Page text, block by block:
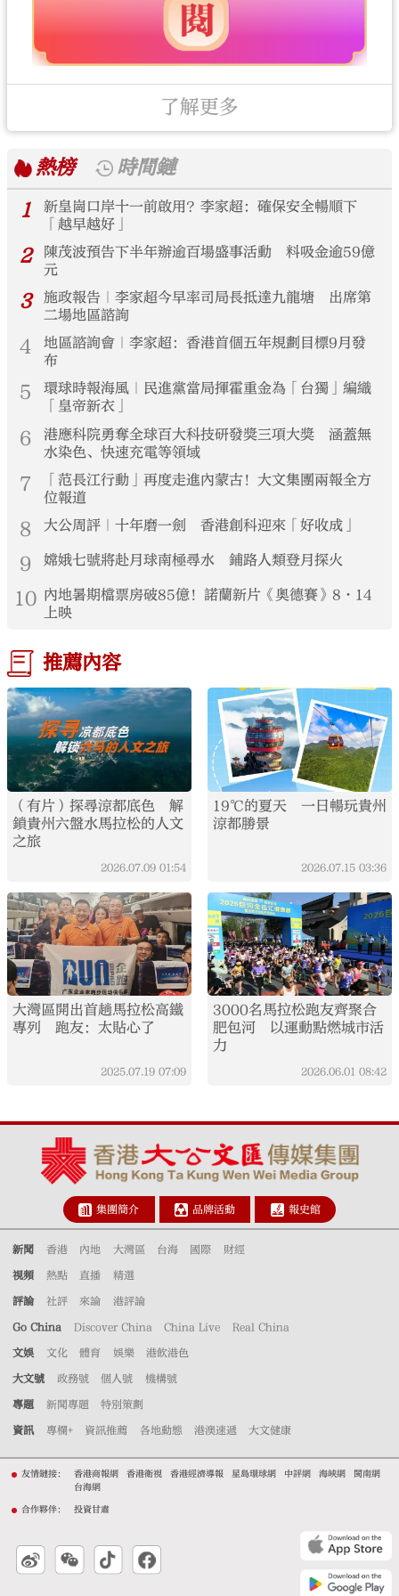
了解更多
熱榜
時間鏈
1
新皇崗口岸十一前啟用？李家超：確保安全暢順下
「越早越好」
2
陳茂波預告下半年辦逾百場盛事活動 料吸金逾59億
元
3
施政報告｜李家超今早率司局長抵達九龍塘 出席第
二場地區諮詢
4
地區諮詢會｜李家超：香港首個五年規劃目標9月發
布
5
環球時報海風｜民進黨當局揮霍重金為「台獨」編織
「皇帝新衣」
6
港應科院勇奪全球百大科技研發獎三項大獎 涵蓋無
水染色、快速充電等領域
7
「范長江行動」再度走進內蒙古！大文集團兩報全方
位報道
8 大公周評｜十年磨一劍 香港創科迎來「好收成」
9 嫦娥七號將赴月球南極尋水 鋪路人類登月探火
10 內地暑期檔票房破85億！諾蘭新片《奧德賽》8·14
上映
推薦內容
（有片）探尋涼都底色 解
鎖貴州六盤水馬拉松的人文
之旅
2026.07.09 01:54
19℃的夏天 一日暢玩貴州
涼都勝景
2026.07.15 03:36
大灣區開出首趟馬拉松高鐵
專列 跑友：太貼心了
2025.07.19 07:09
3000名馬拉松跑友齊聚合
肥包河 以運動點燃城市活
力
2026.06.01 08:42
集團簡介 品牌活動 報史館
新聞 香港 內地 大灣區 台海 國際 財經
視頻 熱點 直播 精選
評論 社評 來論 港評論
Go China Discover China China Live Real China
文娛 文化 體育 娛樂 港飲港色
大文號 政務號 個人號 機構號
專題 新聞專題 特別策劃
資訊 專欄+ 資訊推薦 各地動態 港澳速遞 大文健康
友情鏈接： 香港商報網 香港衛視 香港經濟導報 星島環球網 中評網 海峽網
閩南網
台海網
合作夥伴： 投資甘肅